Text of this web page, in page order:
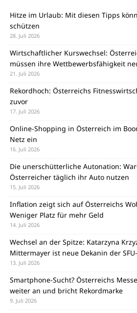
Hitze im Urlaub: Mit diesen Tipps
schützen
28. Juli 2026
Wirtschaftlicher Kurswechsel:
müssen ihre Wettbewerbsfähigkeit
21. Juli 2026
Rekordhoch: Österreichs
zuvor
17. Juli 2026
Online-Shopping in Österreich im
Netz ein
16. Juli 2026
Die unerschütterliche Autonation:
Österreicher täglich ihr Auto nutzen
15. Juli 2026
Inflation zeigt sich auf Österreichs
Weniger Platz für mehr Geld
14. Juli 2026
Wechsel an der Spitze: Katarzyna
Mittermayer ist neue Dekanin der
13. Juli 2026
Smartphone-Sucht? Österreichs
weiter an und bricht Rekordmarke
9. Juli 2026